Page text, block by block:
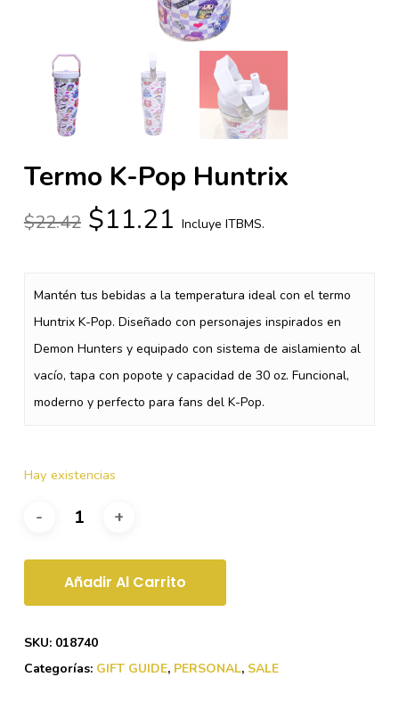
Termo K-Pop Huntrix
$22.42 El
era:
$22.42.
$11.21 El
es:
$11.21.
Incluye ITBMS.
Mantén tus bebidas a la temperatura ideal con el termo
Huntrix K-Pop. Diseñado con personajes inspirados en
Demon Hunters y equipado con sistema de aislamiento al
vacío, tapa con popote y capacidad de 30 oz. Funcional,
moderno y perfecto para fans del K-Pop.
Hay existencias
Añadir Al Carrito
SKU: 018740
Categorías: GIFT GUIDE, PERSONAL, SALE